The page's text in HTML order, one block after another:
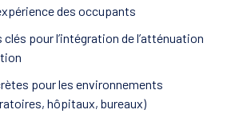
des occupants
pour l’intégration de l’atténuation
pour les environnements
hôpitaux, bureaux)